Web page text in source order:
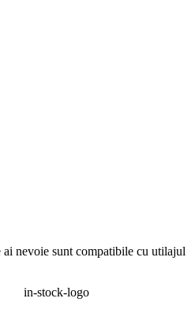
ai nevoie sunt compatibile cu utilajul